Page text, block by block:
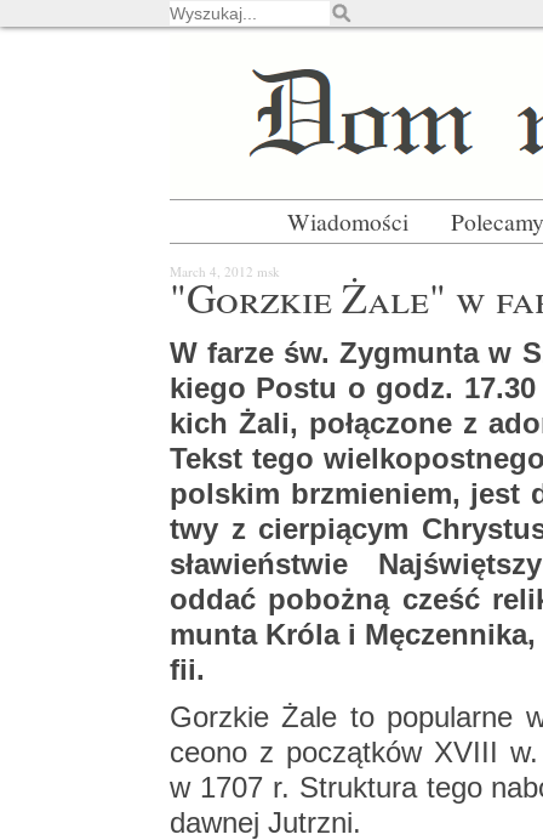
Wiadomości Polecamy
March 4, 2012 msk
"Gorz­kie Żale" w
W farze św. Zyg­mun­ta w
kie­go Postu o godz.
kich Żali, po­łą­czo­ne z
Tekst tego
pol­skim brzmie­niem, jest
twy z cier­pią­cym
sła­wień­stwie
oddać po­boż­ną cześć
mun­ta Króla i
fii.
Gorz­kie Żale to po­pu­lar­ne
ce­ono z po­cząt­ków XVIII
w 1707 r. Struk­tu­ra tego
daw­nej Jutrz­ni.